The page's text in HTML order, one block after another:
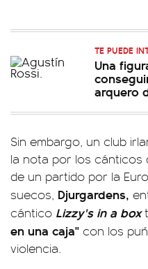
TE PUEDE
Una
arquero
Sin embargo, un club
la nota por los cánticos
de un partido por la
suecos, Djurgardens,
cántico Lizzy's in a box
en una caja" con los
violencia.